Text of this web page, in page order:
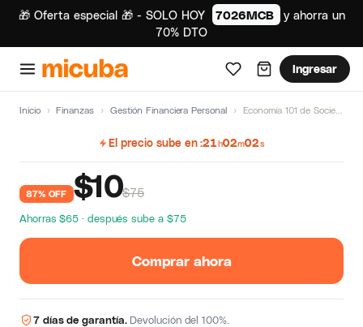
🎁 Oferta especial 🎁 - SOLO HOY 7026MCB
y ahorra un
70% DTO
Ingresar
Inicio › Finanzas › Gestión Financiera Personal › Economía 101 de Sociedad de caballeros
El precio sube en 21h02m01s
87% OFF $10$75
Ahorras $65 · después sube a $75
Comprar ahora
7 días de garantía.Devolución del 100%.